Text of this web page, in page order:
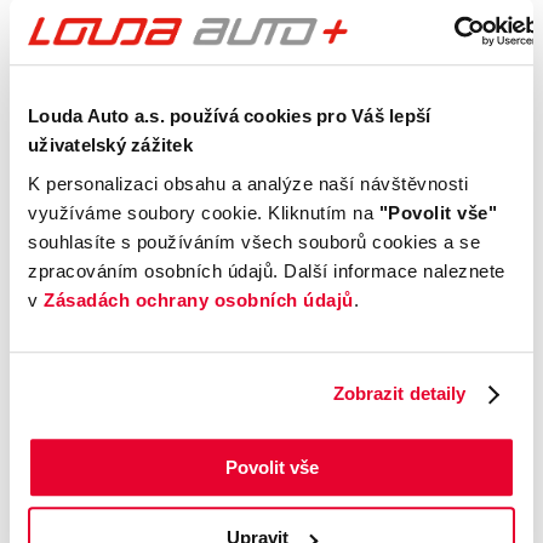
Louda Auto a.s. používá cookies pro Váš lepší
uživatelský zážitek
K personalizaci obsahu a analýze naší návštěvnosti
využíváme soubory cookie. Kliknutím na "Povolit vše"
souhlasíte s používáním všech souborů cookies a se
zpracováním osobních údajů. Další informace naleznete
v Zásadách ochrany osobních údajů.
Zobrazit detaily
Povolit vše
Upravit
Výbava
Vnější vzhled a výbava
Multimédia
Bezpečnost a technika
Údaje obsažené v této kartě vozu mají
informativní charakter. Tato indikativní nabídka
není nabídkou ve smyslu § 1731 nebo § 1732
občanského zákoníku, ani se nejedná o veřejný